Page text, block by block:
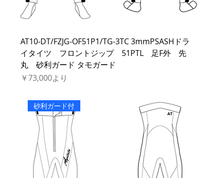
AT10-DT/FZJG-OF51P1/TG-3TC 3mmPSASHドラ
イタイツ フロントジップ 51PTL 足F外 先
丸 砂利ガード タモガード
￥73,000より
セール価格
砂利ガード付